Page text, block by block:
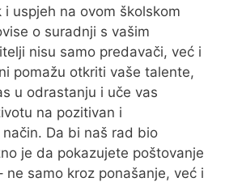
i uspjeh na ovom školskom
o suradnji s vašim
nisu samo predavači, već i
pomažu otkriti vaše talente,
u odrastanju i uče vas
na pozitivan i
Da bi naš rad bio
je da pokazujete poštovanje
ne samo kroz ponašanje, već i